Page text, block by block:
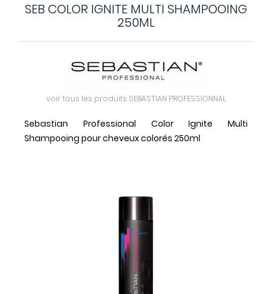
SEB COLOR IGNITE MULTI SHAMPOOING
250ML
voir tous les produits SEBASTIAN PROFESSIONNAL
Sebastian Professional Color Ignite Multi
Shampooing pour cheveux colorés 250ml